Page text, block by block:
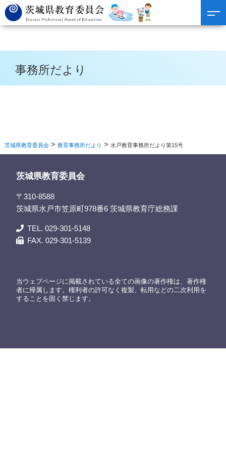
事務所だより
茨城県教育委員会 >教育事務所だより >水戸教育事務所だより第15号
茨城県教育委員会
〒310-8588
茨城県水戸市笠原町978番6 茨城県教育庁総務課
TEL. 029-301-5148
FAX. 029-301-5139
当ウェブページに掲載されている全ての画像の著作権は、著作権
者に帰属します。権利者の許可なく複製、転用などの二次利用を
することを固く禁じます。